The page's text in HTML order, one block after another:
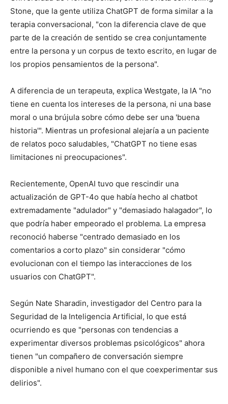
Stone, que la gente utiliza ChatGPT de forma similar a la
terapia conversacional, "con la diferencia clave de que
parte de la creación de sentido se crea conjuntamente
entre la persona y un corpus de texto escrito, en lugar de
los propios pensamientos de la persona".
A diferencia de un terapeuta, explica Westgate, la IA "no
tiene en cuenta los intereses de la persona, ni una base
moral o una brújula sobre cómo debe ser una 'buena
historia'". Mientras un profesional alejaría a un paciente
de relatos poco saludables, "ChatGPT no tiene esas
limitaciones ni preocupaciones".
Recientemente, OpenAI tuvo que rescindir una
actualización de GPT-4o que había hecho al chatbot
extremadamente "adulador" y "demasiado halagador", lo
que podría haber empeorado el problema. La empresa
reconoció haberse "centrado demasiado en los
comentarios a corto plazo" sin considerar "cómo
evolucionan con el tiempo las interacciones de los
usuarios con ChatGPT".
Según Nate Sharadin, investigador del Centro para la
Seguridad de la Inteligencia Artificial, lo que está
ocurriendo es que "personas con tendencias a
experimentar diversos problemas psicológicos" ahora
tienen "un compañero de conversación siempre
disponible a nivel humano con el que coexperimentar sus
delirios".